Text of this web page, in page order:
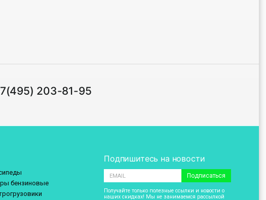
203-81-95
бензиновые
Подпишитесь на новости
Подписаться
Получайте только полезные ссылки и новости о
наших скидках! Мы не занимаемся рассылкой